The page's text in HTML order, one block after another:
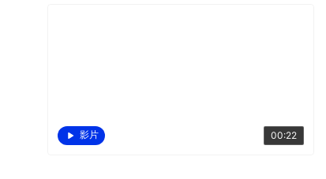
影片 00:22